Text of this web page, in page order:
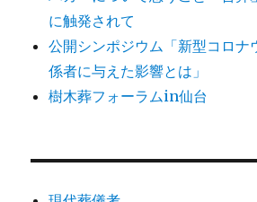
に触発されて
公開シンポジウム「新型コロナ
係者に与えた影響とは」
樹木葬フォーラムin仙台